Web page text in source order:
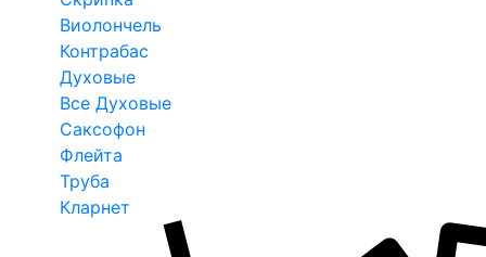
Виолончель
Контрабас
Духовые
Все Духовые
Саксофон
Флейта
Труба
Кларнет